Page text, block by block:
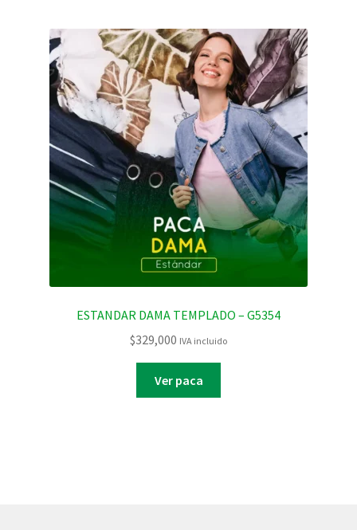
ESTANDAR DAMA TEMPLADO – G5354
$329,000 IVA incluido
Ver paca